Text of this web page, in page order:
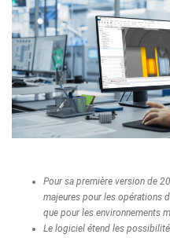
Pour sa première version de
majeures pour les opérations
que pour les environnements
Le logiciel étend les